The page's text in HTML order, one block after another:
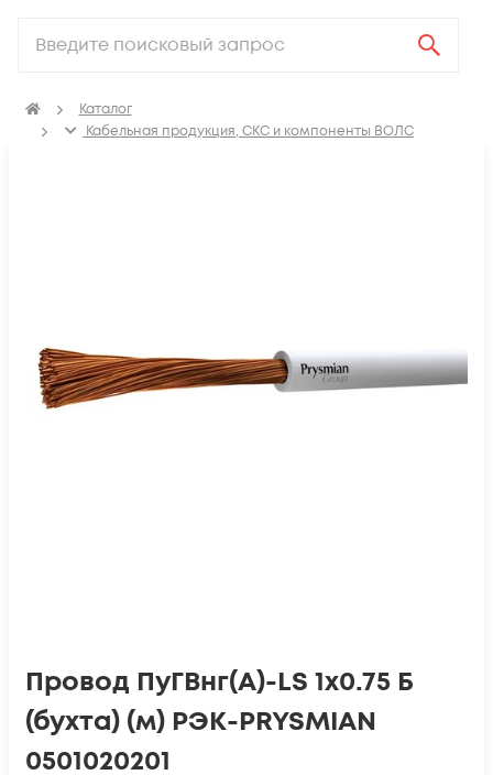
Каталог
Кабельная продукция, СКС и компоненты ВОЛС
Провод ПуГВнг(А)-LS 1х0.75 Б
(бухта) (м) РЭК-PRYSMIAN
0501020201